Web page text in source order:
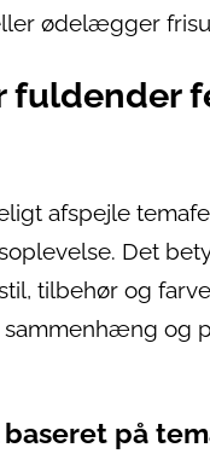
ødelægger
fuldender
afspejle
Det
tilbehør og
sammenhæng og
på